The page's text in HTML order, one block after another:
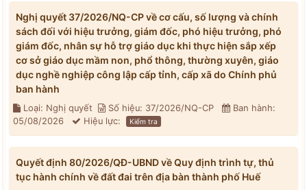
Nghị quyết 37/2026/NQ-CP về cơ cấu, số lượng và chính
sách đối với hiệu trưởng, giám đốc, phó hiệu trưởng, phó
giám đốc, nhân sự hỗ trợ giáo dục khi thực hiện sắp xếp
cơ sở giáo dục mầm non, phổ thông, thường xuyên, giáo
dục nghề nghiệp công lập cấp tỉnh, cấp xã do Chính phủ
ban hành
Loại: Nghị quyết Số hiệu: 37/2026/NQ-CP
Ban hành:
05/08/2026
Hiệu lực: Kiểm tra
Quyết định 80/2026/QĐ-UBND về Quy định trình tự, thủ
tục hành chính về đất đai trên địa bàn thành phố Huế